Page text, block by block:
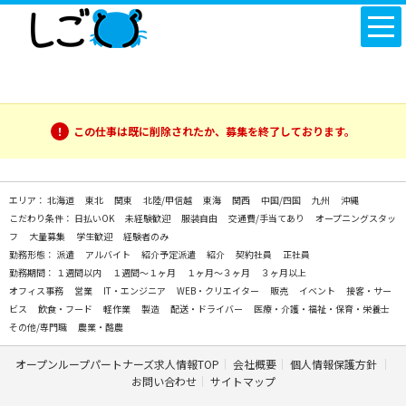
この仕事は既に削除されたか、募集を終了しております。
エリア： 北海道 東北 関東 北陸/甲信越 東海 関西 中国/四国 九州
沖縄
こだわり条件： 日払いOK 未経験歓迎 服装自由 交通費/手当てあり
オープニングスタッ
フ
大量募集 学生歓迎
経験者のみ
勤務形態： 派遣 アルバイト 紹介予定派遣 紹介 契約社員
正社員
勤務期間： １週間以内 １週間～１ヶ月 １ヶ月～３ヶ月
３ヶ月以上
オフィス事務
営業 IT・エンジニア WEB・クリエイター 販売 イベント
接客・サー
ビス
飲食・フード 軽作業 製造 配送・ドライバー
医療・介護・福祉・保育・栄養士
その他/専門職
農業・酪農
オープンループパートナーズ求人情報TOP 会社概要
個人情報保護方針
お問い合わせ
サイトマップ